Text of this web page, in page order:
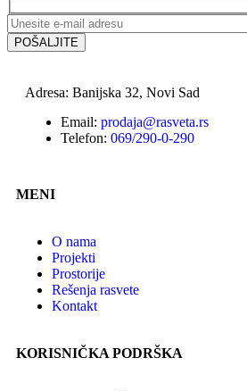
Adresa: Banijska 32, Novi Sad
Email: prodaja@rasveta.rs
Telefon: 069/290-0-290
MENI
O nama
Projekti
Prostorije
Rešenja rasvete
Kontakt
KORISNIČKA PODRŠKA